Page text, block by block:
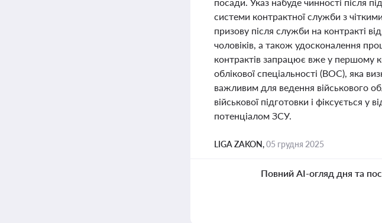
системи контрактної служби з
призову після служби на контракті
чоловіків, а також удосконалення
контрактів запрацює вже у першому
облікової спеціальності (ВОС), яка
важливим для ведення військового
військової підготовки і фіксується
потенціалом ЗСУ.
LIGA ZAKON,05 грудня 2025
Повний AI-огляд дня та